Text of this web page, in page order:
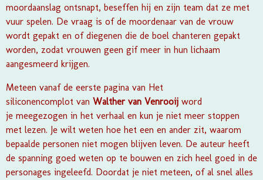
moordaanslag ontsnapt, beseffen hij en zijn team dat ze met
vuur spelen. De vraag is of de moordenaar van de vrouw
wordt gepakt en of diegenen die de boel chanteren gepakt
worden, zodat vrouwen geen gif meer in hun lichaam
aangesmeerd krijgen.
Meteen vanaf de eerste pagina van Het
siliconencomplot van Walther van Venrooij word
je meegezogen in het verhaal en kun je niet meer stoppen
met lezen. Je wilt weten hoe het een en ander zit, waarom
bepaalde personen niet mogen blijven leven. De auteur heeft
de spanning goed weten op te bouwen en zich heel goed in de
personages ingeleefd. Doordat je niet meteen, of al snel alles